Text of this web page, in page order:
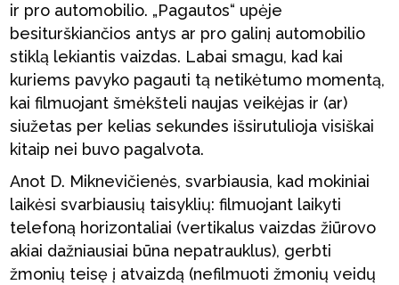
ir pro automobilio. „Pagautos“ upėje
besiturškiančios antys ar pro galinį automobilio
stiklą lekiantis vaizdas. Labai smagu, kad kai
kuriems pavyko pagauti tą netikėtumo momentą,
kai filmuojant šmėkšteli naujas veikėjas ir (ar)
siužetas per kelias sekundes išsirutulioja visiškai
kitaip nei buvo pagalvota.
Anot D. Miknevičienės, svarbiausia, kad mokiniai
laikėsi svarbiausių taisyklių: filmuojant laikyti
telefoną horizontaliai (vertikalus vaizdas žiūrovo
akiai dažniausiai būna nepatrauklus), gerbti
žmonių teisę į atvaizdą (nefilmuoti žmonių veidų